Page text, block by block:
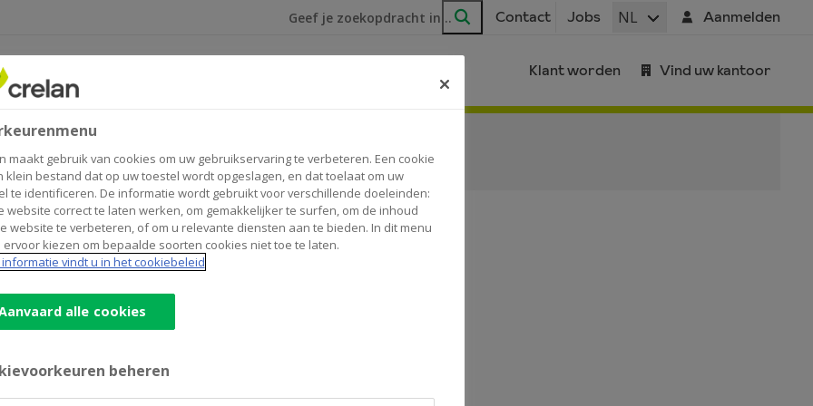
Ik ben op zoek naar
Zoeken
Contact Jobs NL Aanmelden
Klant worden Vind uw kantoor
de beleggingsverrichtingen.
maakt gebruik van cookies om uw gebruikservaring te verbeteren. Een cookie
klein bestand dat op uw toestel wordt opgeslagen, en dat toelaat om uw
te identificeren. De informatie wordt gebruikt voor verschillende doeleinden:
website correct te laten werken, om gemakkelijker te surfen, om de inhoud
website te verbeteren, of om u relevante diensten aan te bieden. In dit menu
ervoor kiezen om bepaalde soorten cookies niet toe te laten.
vindt u in het cookiebeleid
alle cookies
beheren